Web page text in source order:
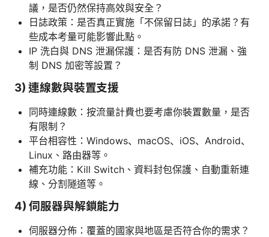
議，是否仍然保持高效與安全？
日誌政策：是否真正實施「不保留日誌」的承諾？有
些成本考量可能影響此點。
IP 洗白與 DNS 泄漏保護：是否有防 DNS 泄漏、強
制 DNS 加密等設置？
3) 連線數與裝置支援
同時連線數：按流量計費也要考慮你裝置數量，是否
有限制？
平台相容性：Windows、macOS、iOS、Android、
Linux、路由器等。
補充功能：Kill Switch、資料封包保護、自動重新連
線、分割隧道等。
4) 伺服器與解鎖能力
伺服器分佈：覆蓋的國家與地區是否符合你的需求？